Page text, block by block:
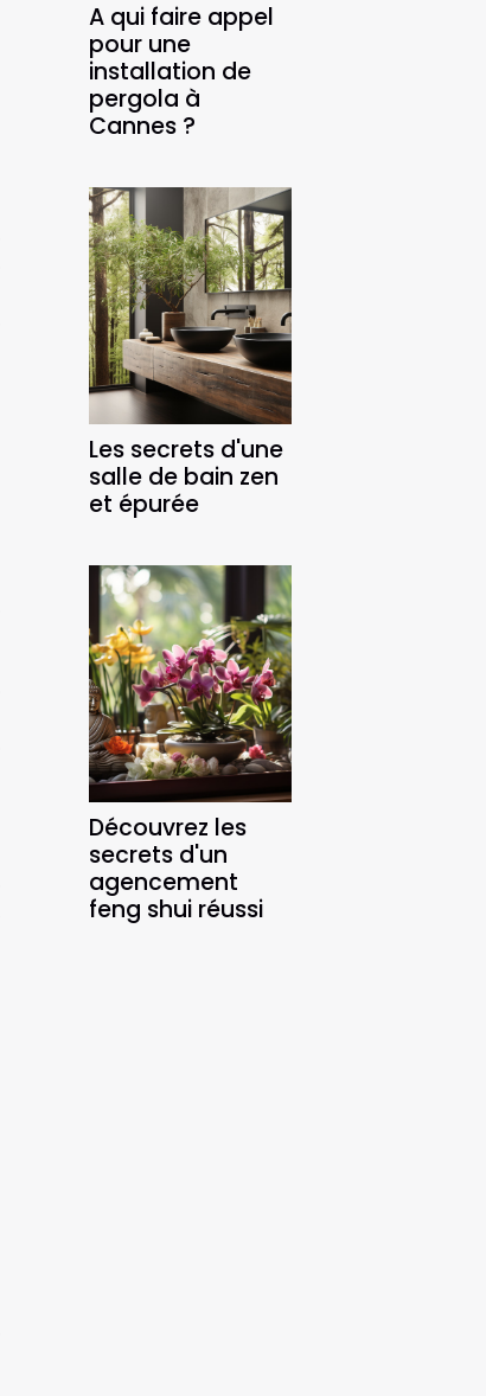
A qui faire appel
pour une
installation de
pergola à
Cannes ?
Les secrets d'une
salle de bain zen
et épurée
Découvrez les
secrets d'un
agencement
feng shui réussi